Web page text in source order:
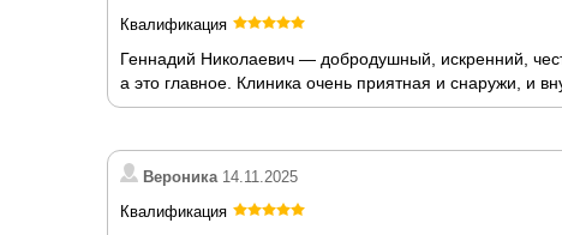
Квалификация
Геннадий Николаевич — добродушный, искренний,
а это главное. Клиника очень приятная и снаружи, и
Вероника14.11.2025
Квалификация